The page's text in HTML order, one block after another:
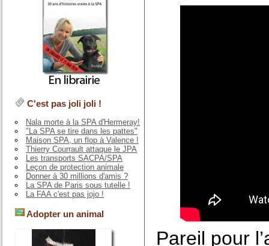
C'est pas joli joli !
Nala morte à la SPA d'Hermeray!
"La SPA se tire dans les pattes"
Maison SPA, un flop à Valence !
Thierry Courrault attaque le JPA
Les transports SACPA/SPA
Leçon de protection animale
Donner à 30 millions d'amis ?
La SPA de Paris sous tutelle !
La FAA c'est pas jojo !
Adopter un animal
Pareil pour